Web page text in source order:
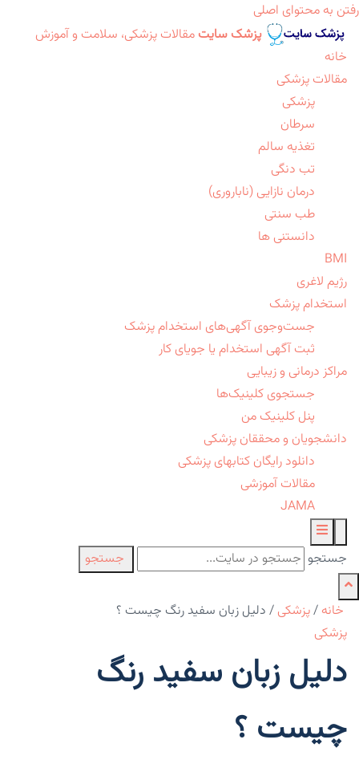
رفتن به محتوای اصلی
پزشک سایت مقالات پزشکی، سلامت و آموزش
خانه
مقالات پزشکی
پزشکی
سرطان
تغذیه سالم
تب دنگی
درمان نازایی (ناباروری)
طب سنتی
دانستنی ها
BMI
رژیم لاغری
استخدام پزشک
جست‌وجوی آگهی‌های استخدام پزشک
ثبت آگهی استخدام یا جویای کار
مراکز درمانی و زیبایی
جستجوی کلینیک‌ها
پنل کلینیک من
دانشجویان و محققان پزشکی
دانلود رایگان کتابهای پزشکی
مقالات آموزشی
JAMA
جستجو جستجو
خانه /پزشکی / دلیل زبان سفید رنگ چیست ؟
پزشکی
دلیل زبان سفید رنگ
چیست ؟